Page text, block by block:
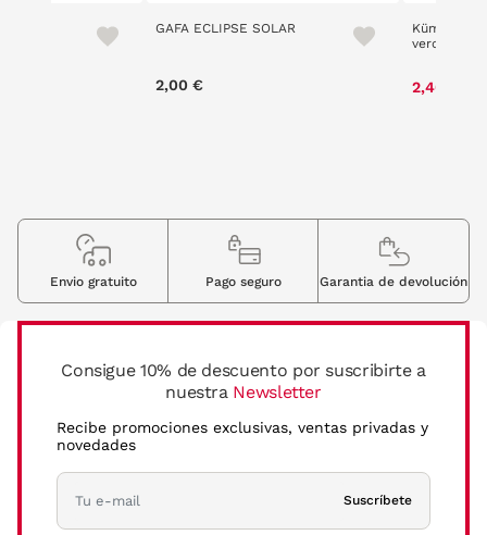
GAFA ECLIPSE SOLAR
2,00 €
Kümer
verde
2,40 €
Consigue 10% de descuento por suscribirte a
nuestra Newsletter
Recibe promociones exclusivas, ventas privadas y
novedades
Suscríbete
Envio gratuito Pago seguro Garantia de devolución